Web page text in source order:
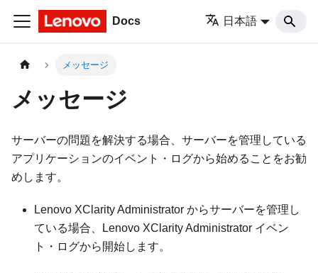
Docs 日本語
メッセージ
メッセージ
サーバーの問題を解決する場合、サーバーを管理している
アプリケーションのイベント・ログから始めることをお勧
めします。
Lenovo XClarity Administrator からサーバーを管理し
ている場合、
Lenovo XClarity Administrator イベン
ト・ログから開始します。